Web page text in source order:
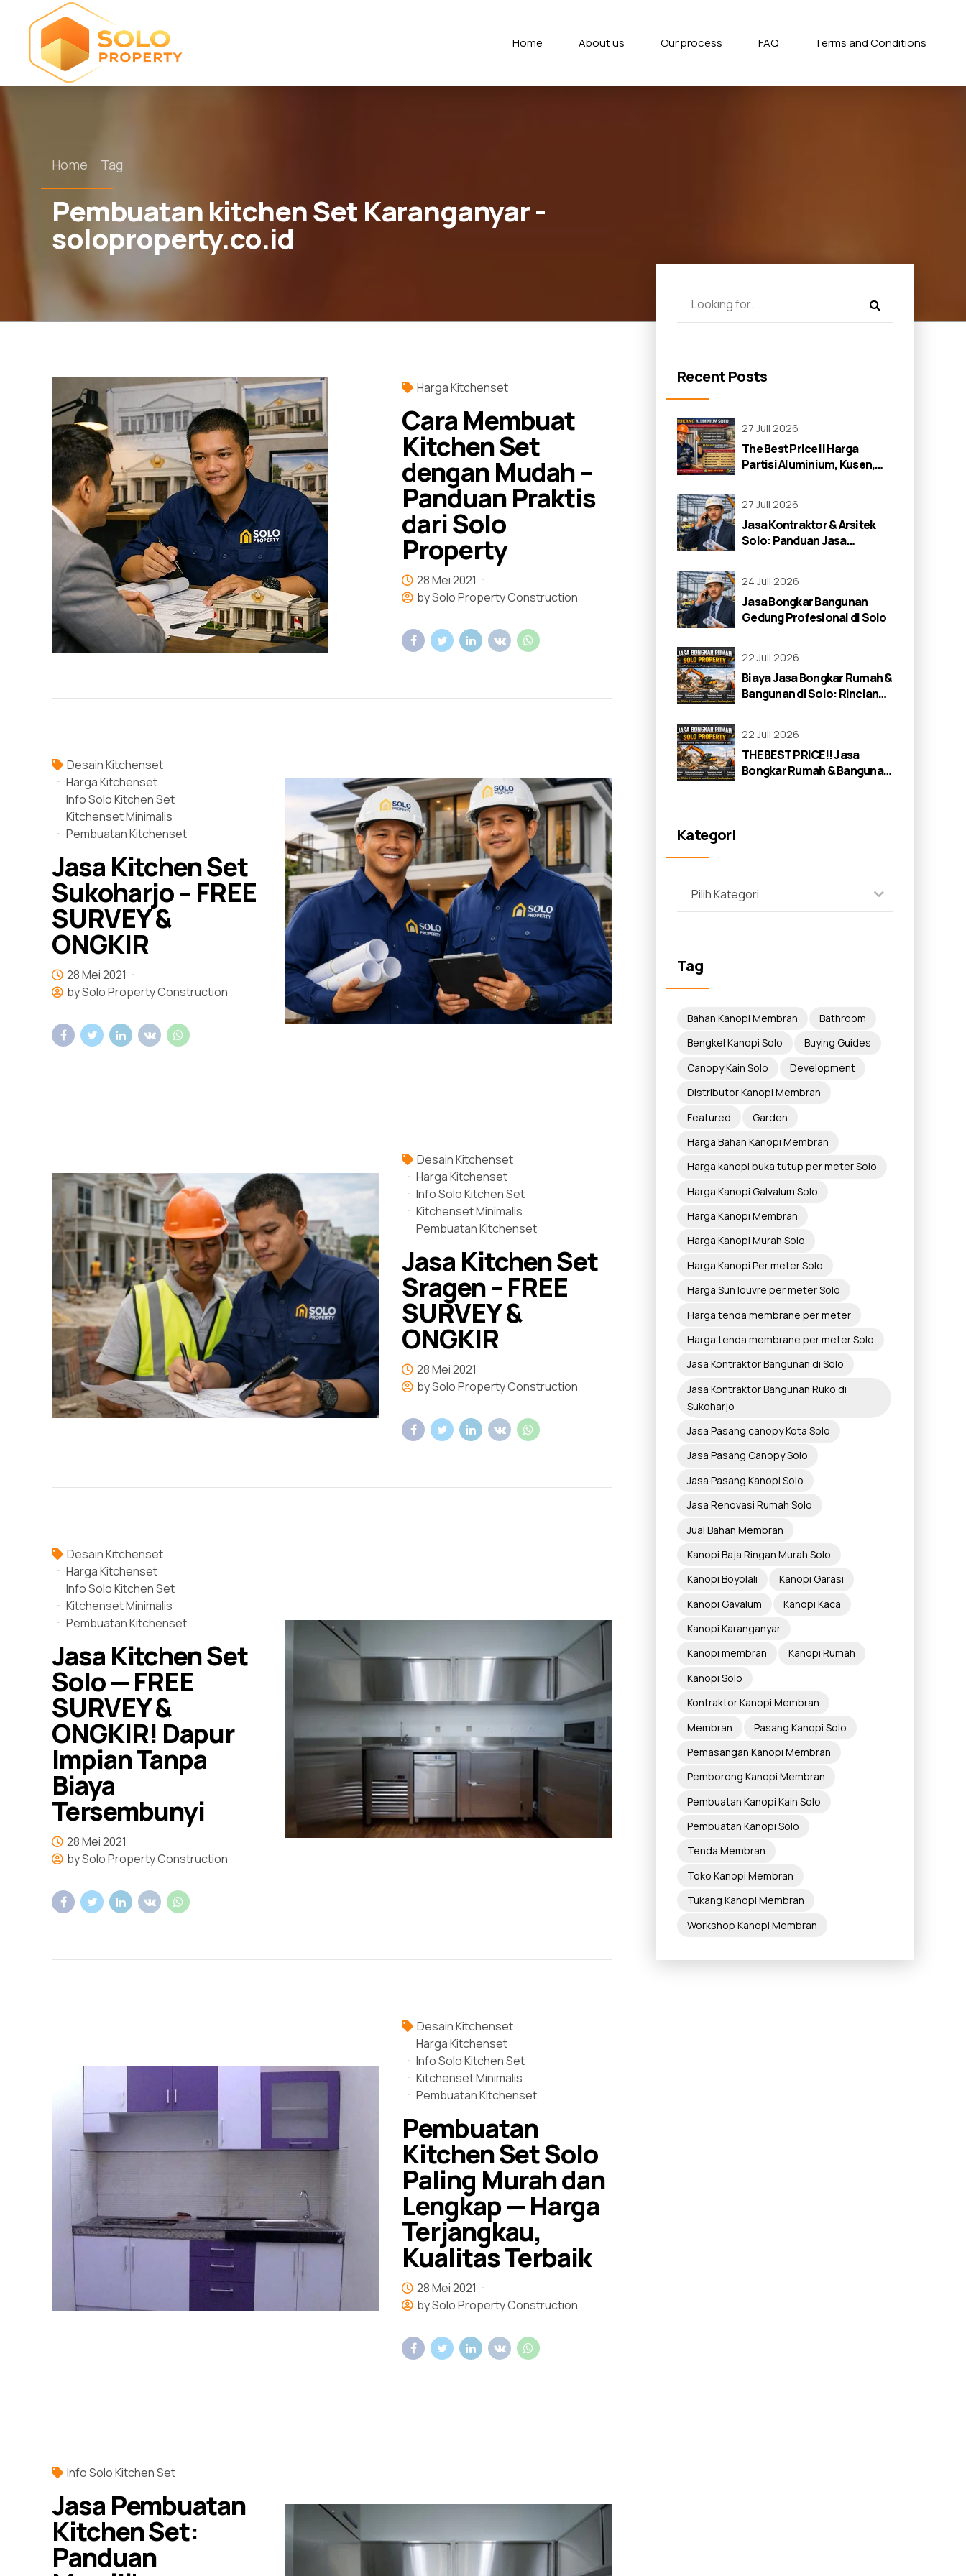
Home About us Our process FAQ Terms and Conditions
Home Tag
Pembuatan kitchen Set Karanganyar -
soloproperty.co.id
Harga Kitchenset
Cara Membuat
Kitchen Set
dengan Mudah –
Panduan Praktis
dari Solo
Property
28 Mei 2021
by Solo Property Construction
Desain Kitchenset
Harga Kitchenset
Info Solo Kitchen Set
Kitchenset Minimalis
Pembuatan Kitchenset
Jasa Kitchen Set
Sukoharjo – FREE
SURVEY &
ONGKIR
28 Mei 2021
by Solo Property Construction
Desain Kitchenset
Harga Kitchenset
Info Solo Kitchen Set
Kitchenset Minimalis
Pembuatan Kitchenset
Jasa Kitchen Set
Sragen – FREE
SURVEY &
ONGKIR
28 Mei 2021
by Solo Property Construction
Desain Kitchenset
Harga Kitchenset
Info Solo Kitchen Set
Kitchenset Minimalis
Pembuatan Kitchenset
Jasa Kitchen Set
Solo — FREE
SURVEY &
ONGKIR! Dapur
Impian Tanpa
Biaya
Tersembunyi
28 Mei 2021
by Solo Property Construction
Desain Kitchenset
Harga Kitchenset
Info Solo Kitchen Set
Kitchenset Minimalis
Pembuatan Kitchenset
Pembuatan
Kitchen Set Solo
Paling Murah dan
Lengkap — Harga
Terjangkau,
Kualitas Terbaik
28 Mei 2021
by Solo Property Construction
Info Solo Kitchen Set
Jasa Pembuatan
Kitchen Set:
Panduan
Recent Posts
27 Juli 2026
The Best Price!! Harga
Partisi Aluminium, Kusen,
dan Jendela di Solo 2026
27 Juli 2026
Jasa Kontraktor & Arsitek
Solo: Panduan Jasa
24 Juli 2026
Jasa Bongkar Bangunan
Gedung Profesional di Solo
22 Juli 2026
Biaya Jasa Bongkar Rumah &
Bangunan di Solo: Rincian
22 Juli 2026
THE BEST PRICE!! Jasa
Bongkar Rumah & Bangunan
Kategori
Pilih Kategori
Tag
Bahan Kanopi Membran
Bathroom
Bengkel Kanopi Solo
Buying Guides
Canopy Kain Solo
Development
Distributor Kanopi Membran
Featured
Garden
Harga Bahan Kanopi Membran
Harga kanopi buka tutup per meter Solo
Harga Kanopi Galvalum Solo
Harga Kanopi Membran
Harga Kanopi Murah Solo
Harga Kanopi Per meter Solo
Harga Sun louvre per meter Solo
Harga tenda membrane per meter
Harga tenda membrane per meter Solo
Jasa Kontraktor Bangunan di Solo
Jasa Kontraktor Bangunan Ruko di
Sukoharjo
Jasa Pasang canopy Kota Solo
Jasa Pasang Canopy Solo
Jasa Pasang Kanopi Solo
Jasa Renovasi Rumah Solo
Jual Bahan Membran
Kanopi Baja Ringan Murah Solo
Kanopi Boyolali
Kanopi Garasi
Kanopi Gavalum
Kanopi Kaca
Kanopi Karanganyar
Kanopi membran
Kanopi Rumah
Kanopi Solo
Kontraktor Kanopi Membran
Membran
Pasang Kanopi Solo
Pemasangan Kanopi Membran
Pemborong Kanopi Membran
Pembuatan Kanopi Kain Solo
Pembuatan Kanopi Solo
Tenda Membran
Toko Kanopi Membran
Tukang Kanopi Membran
Workshop Kanopi Membran